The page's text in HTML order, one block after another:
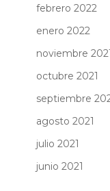
febrero 2022
enero 2022
noviembre
octubre 2021
septiembre
agosto 2021
julio 2021
junio 2021